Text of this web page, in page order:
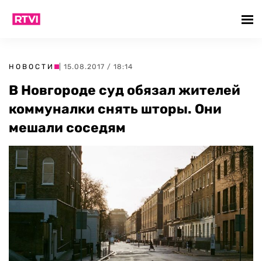
НОВОСТИ | 15.08.2017 / 18:14
В Новгороде суд обязал жителей
коммуналки снять шторы. Они
мешали соседям